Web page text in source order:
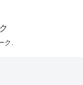
ク.